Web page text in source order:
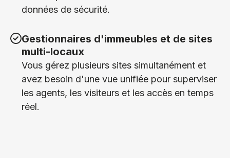
données de sécurité.
Gestionnaires d'immeubles et de sites
multi-locaux
Vous gérez plusieurs sites simultanément et
avez besoin d'une vue unifiée pour superviser
les agents, les visiteurs et les accès en temps
réel.